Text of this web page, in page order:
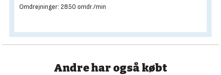
Omdrejninger: 2850 omdr./min
Andre har også købt